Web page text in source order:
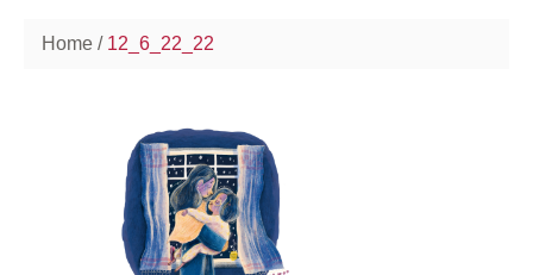
Home 12_6_22_22